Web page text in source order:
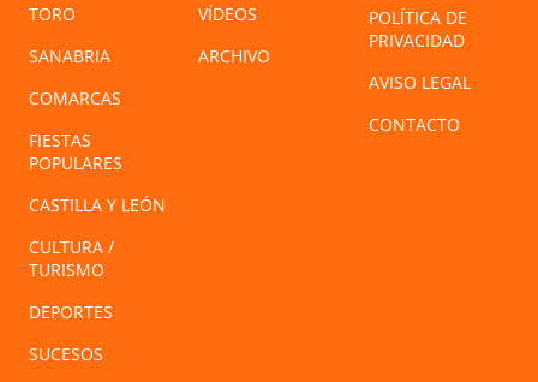
TORO
SANABRIA
COMARCAS
FIESTAS
POPULARES
CASTILLA Y LEÓN
CULTURA /
TURISMO
DEPORTES
SUCESOS
VÍDEOS
ARCHIVO
POLÍTICA DE
PRIVACIDAD
AVISO LEGAL
CONTACTO